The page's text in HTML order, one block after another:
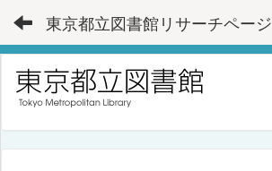
東京都立図書館リサーチページ